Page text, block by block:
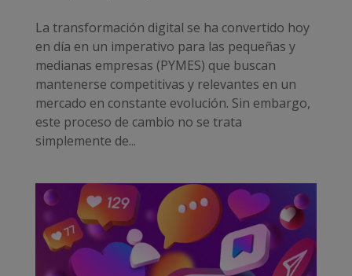
La transformación digital se ha convertido hoy
en día en un imperativo para las pequeñas y
medianas empresas (PYMES) que buscan
mantenerse competitivas y relevantes en un
mercado en constante evolución. Sin embargo,
este proceso de cambio no se trata
simplemente de...